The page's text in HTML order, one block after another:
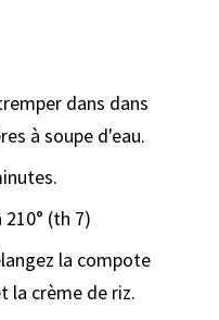
dans dans
à soupe d'eau.
(th 7)
la compote
la crème de riz.